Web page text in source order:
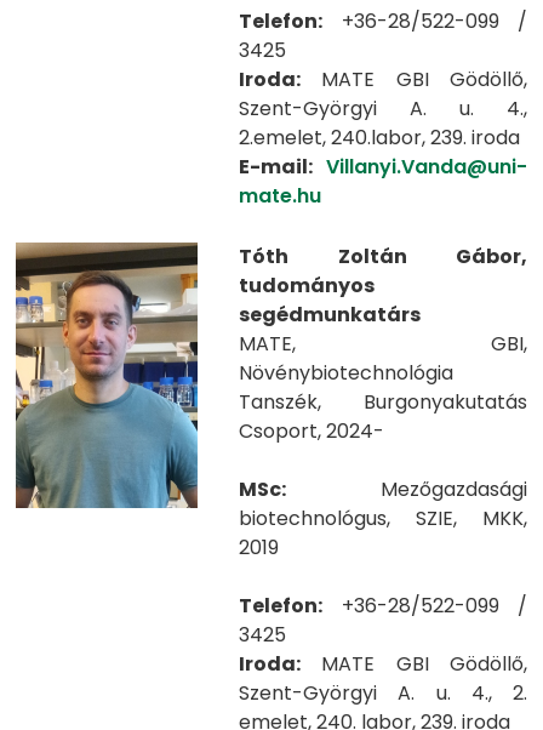
Telefon: +36-28/522-099 /
3425
Iroda: MATE GBI Gödöllő,
Szent-Györgyi A. u. 4.,
2.emelet, 240.labor, 239. iroda
E-mail: Villanyi.Vanda@uni-
mate.hu
Tóth Zoltán Gábor,
tudományos
segédmunkatárs
MATE, GBI,
Növénybiotechnológia
Tanszék, Burgonyakutatás
Csoport, 2024-
MSc: Mezőgazdasági
biotechnológus, SZIE, MKK,
2019
Telefon: +36-28/522-099 /
3425
Iroda: MATE GBI Gödöllő,
Szent-Györgyi A. u. 4., 2.
emelet, 240. labor, 239. iroda